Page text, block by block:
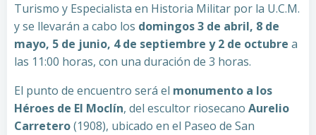
Turismo y Especialista en Historia Militar por la U.C.M.
y se llevarán a cabo los domingos 3 de abril, 8 de
mayo, 5 de junio, 4 de septiembre y 2 de octubre a
las 11:00 horas, con una duración de 3 horas.
El punto de encuentro será el monumento a los
Héroes de El Moclín, del escultor riosecano Aurelio
Carretero(1908), ubicado en el Paseo de San